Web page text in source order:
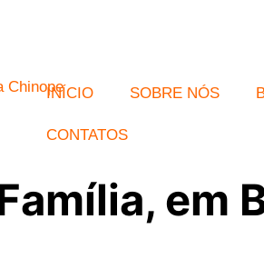
INÍCIO SOBRE NÓS
CONTATOS
em